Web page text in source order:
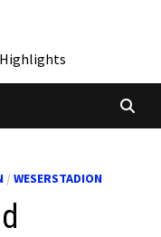
/ WESERSTADION